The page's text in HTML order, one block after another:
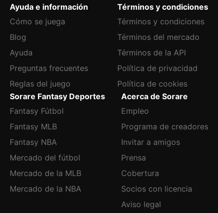
Ayuda e información
Cómo se juega
Blog
Ayuda
Preguntas frecuentes
Reglas del juego
Términos y condiciones
Términos y condiciones
Términos del mercado
Términos de la API
Política de privacidad
Política de cookies
Sorare Fantasy Deportes
Fantasy Fútbol
Fantasy MLB
Fantasy NBA
Mercado del fútbol
Mercado de la MLB
Mercado de la NBA
Acerca de Sorare
Empleo
Programa de creadores
Invitar a amigos
Prensa
Cobertura
Socios con licencia
Aviso legal